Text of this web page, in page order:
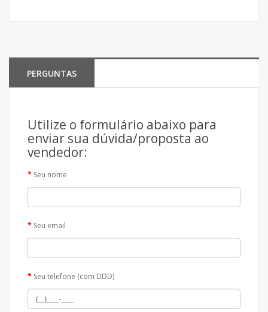
PERGUNTAS
Utilize o formulário abaixo para
enviar sua dúvida/proposta ao
vendedor:
Seu nome
Seu email
Seu telefone (com DDD)